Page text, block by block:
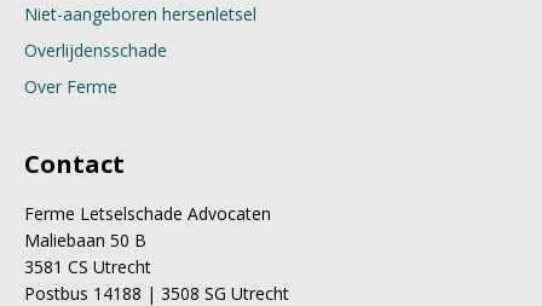
Niet-aangeboren hersenletsel
Overlijdensschade
Over Ferme
Contact
Ferme Letselschade Advocaten
Maliebaan 50 B
3581 CS Utrecht
Postbus 14188 | 3508 SG Utrecht